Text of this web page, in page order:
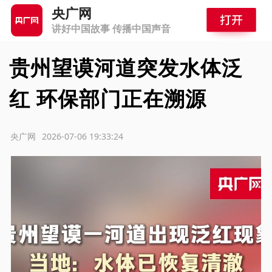
央广网
讲好中国故事 传播中国声音
贵州望谟河道突发水体泛
红 环保部门正在溯源
2026-07-06 19:33:24
央广网